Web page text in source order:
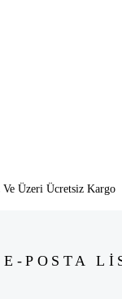
Ve Üzeri Ücretsiz Kargo
E-POSTA